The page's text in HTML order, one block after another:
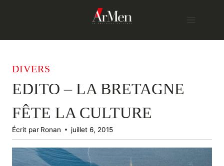
DIVERS
EDITO – LA BRETAGNE
FÊTE LA CULTURE
Écrit par Ronan juillet 6, 2015